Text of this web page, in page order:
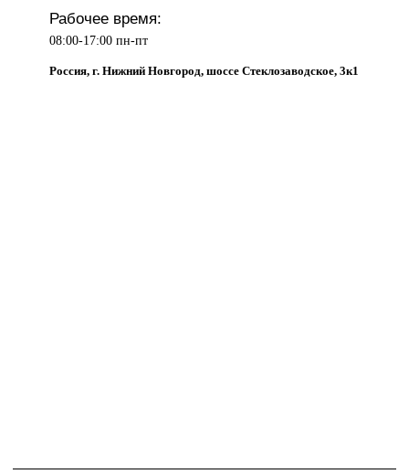
Рабочее время:
08:00-17:00 пн-пт
Россия, г. Нижний Новгород, шоссе Стеклозаводское, 3к1